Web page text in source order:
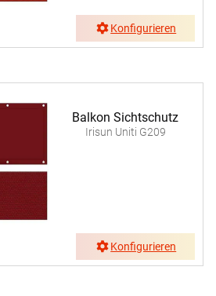
Konfigurieren
Balkon Sichtschutz
Irisun Uniti G209
Konfigurieren